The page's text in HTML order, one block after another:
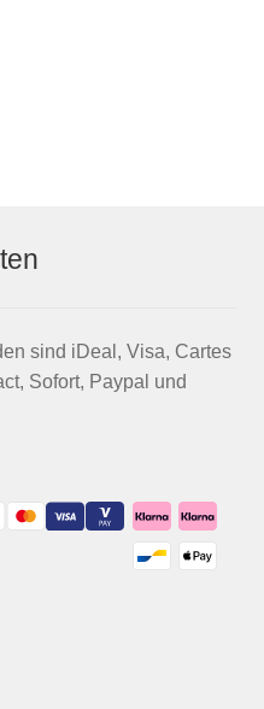
sind iDeal, Visa, Cartes
Sofort, Paypal und